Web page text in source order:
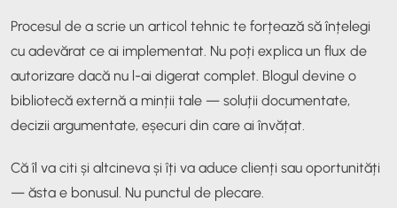
Procesul de a scrie un articol tehnic te forțează să înțelegi
cu adevărat ce ai implementat. Nu poți explica un flux de
autorizare dacă nu l-ai digerat complet. Blogul devine o
bibliotecă externă a minții tale — soluții documentate,
decizii argumentate, eșecuri din care ai învățat.
Că îl va citi și altcineva și îți va aduce clienți sau oportunități
— ăsta e bonusul. Nu punctul de plecare.